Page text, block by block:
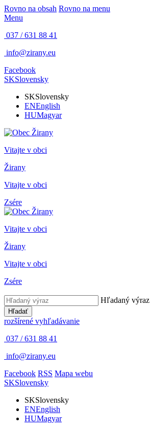
Rovno na obsah Rovno na menu
Menu
037 / 631 88 41
info@zirany.eu
Facebook
SKSlovensky
SKSlovensky
ENEnglish
HUMagyar
Vitajte v obci
Žirany
Vitajte v obci
Zsére
Vitajte v obci
Žirany
Vitajte v obci
Zsére
Hľadaný výraz
Hľadať
rozšírené vyhľadávanie
037 / 631 88 41
info@zirany.eu
Facebook RSS Mapa webu
SKSlovensky
SKSlovensky
ENEnglish
HUMagyar